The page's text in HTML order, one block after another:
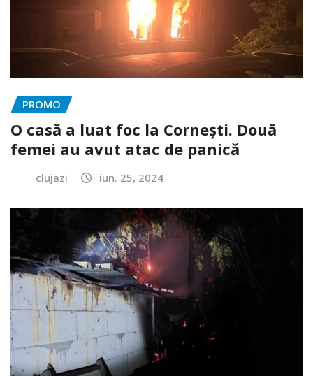
PROMO
O casă a luat foc la Cornești. Două
femei au avut atac de panică
clujazi iun. 25, 2024